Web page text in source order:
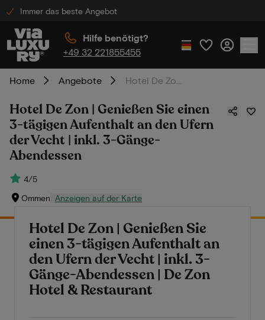
Immer das beste Angebot
Hilfe benötigt?
+49 32 221855455
Home Angebote
Hotel De Zon | Genießen Sie einen
3-tägigen Aufenthalt an den Ufern
der Vecht | inkl. 3-Gänge-
Abendessen
4/5
Ommen Anzeigen auf der Karte
Hotel De Zon | Genießen Sie
einen 3-tägigen Aufenthalt an
den Ufern der Vecht | inkl. 3-
Gänge-Abendessen | De Zon
Hotel & Restaurant